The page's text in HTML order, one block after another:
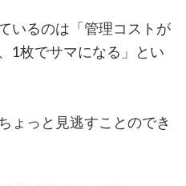
いるのは「管理コストが
1枚でサマになる」とい
ょっと見逃すことのでき